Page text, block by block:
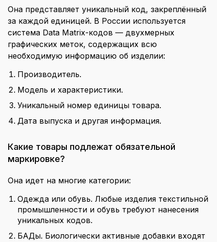
Она представляет уникальный код, закреплённый
за каждой единицей. В России используется
система Data Matrix-кодов — двухмерных
графических меток, содержащих всю
необходимую информацию об изделии:
Производитель.
Модель и характеристики.
Уникальный номер единицы товара.
Дата выпуска и другая информация.
Какие товары подлежат обязательной
маркировке?
Она идет на многие категории:
Одежда или обувь. Любые изделия текстильной
промышленности и обувь требуют нанесения
уникальных кодов.
БАДы. Биологически активные добавки входят